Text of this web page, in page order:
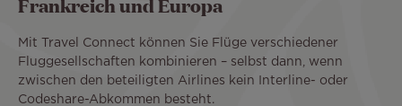
Frankreich und Europa
Mit Travel Connect können Sie Flüge verschiedener
Fluggesellschaften kombinieren – selbst dann, wenn
zwischen den beteiligten Airlines kein Interline- oder
Codeshare-Abkommen besteht.